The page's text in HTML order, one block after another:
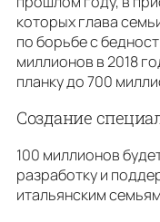
которых глава
по борьбе с
миллионов в 2018
планку дo 700
Создание
100 миллионов
разработку и
итальянским